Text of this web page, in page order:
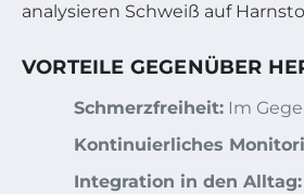
analysieren Schweiß auf
VORTEILE GEGENÜBER
Schmerzfreiheit: Im
Kontinuierliches
Integration in den Alltag: